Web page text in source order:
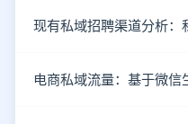
现有私域招聘渠道分析：
电商私域流量：基于微